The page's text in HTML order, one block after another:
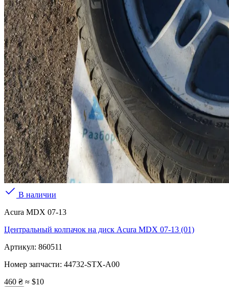
В наличии
Acura MDX 07-13
Центральный колпачок на диск Acura MDX 07-13 (01)
Артикул: 860511
Номер запчасти: 44732-STX-A00
460 ₴ ≈ $10